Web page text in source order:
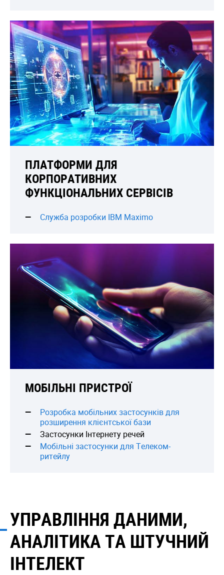
ПЛАТФОРМИ ДЛЯ
КОРПОРАТИВНИХ
ФУНКЦІОНАЛЬНИХ СЕРВІСІВ
Служба розробки IBM Maximo
МОБІЛЬНІ ПРИСТРОЇ
Розробка мобільних застосунків для
розширення клієнтської бази
Застосунки Інтернету речей
Мобільні застосунки для Телеком-
ритейлу
УПРАВЛІННЯ ДАНИМИ,
АНАЛІТИКА ТА ШТУЧНИЙ
ІНТЕЛЕКТ